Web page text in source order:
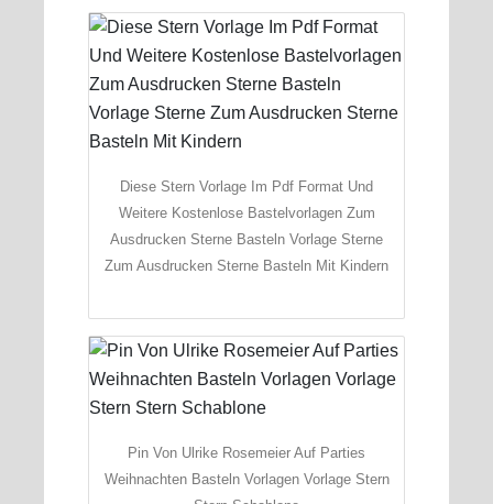
Diese Stern Vorlage Im Pdf Format Und
Weitere Kostenlose Bastelvorlagen Zum
Ausdrucken Sterne Basteln Vorlage Sterne
Zum Ausdrucken Sterne Basteln Mit Kindern
Pin Von Ulrike Rosemeier Auf Parties
Weihnachten Basteln Vorlagen Vorlage Stern